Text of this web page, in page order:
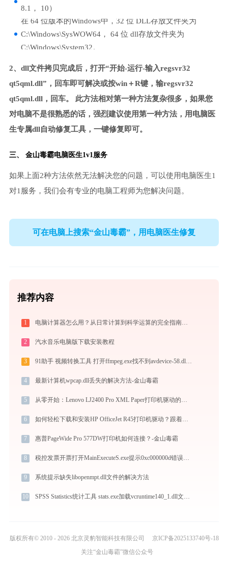
8.1， 10）
在 64 位版本的Windows中，32 位 DLL存放文件夹为
C:\Windows\SysWOW64， 64 位 dll存放文件夹为
C:\Windows\System32。
2、dll文件拷贝完成后，打开“开始-运行-输入regsvr32
qt5qml.dll”，回车即可解决或按win＋R键，输regsvr32
qt5qml.dll，回车。 此方法相对第一种方法复杂很多，如果您
对电脑不是很熟悉的话，强烈建议使用第一种方法，用电脑医
生专属dll自动修复工具，一键修复即可。
三、 金山毒霸电脑医生1v1服务
如果上面2种方法依然无法解决您的问题，可以使用电脑医生1
对1服务，我们会有专业的电脑工程师为您解决问题。
可在电脑上搜索“金山毒霸”，用电脑医生修复
推荐内容
1 电脑计算器怎么用？从日常计算到科学运算的完全指南（附隐藏功能）
2 汽水音乐电脑版下载安装教程
3 91助手 视频转换工具 打开ffmpeg.exe找不到avdevice-58.dll怎么办
4 最新计算机wpcap.dll丢失的解决方法-金山毒霸
5 从零开始：Lenovo LJ2400 Pro XML Paper打印机驱动的下载及安装流程
6 如何轻松下载和安装HP OfficeJet R45打印机驱动？跟着这篇指南走
7 惠普PageWide Pro 577DW打印机如何连接？-金山毒霸
8 税控发票开票打开MainExecuteS.exe提示0xc000000d错误码怎么办
9 系统提示缺失libopenmpt.dll文件的解决方法
10 SPSS Statistics统计工具 stats.exe加载vcruntime140_1.dll文件丢失处理办法
版权所有© 2010 - 2026 北京灵豹智能科技有限公司
京ICP备2025133740号-18
关注“金山毒霸”微信公众号